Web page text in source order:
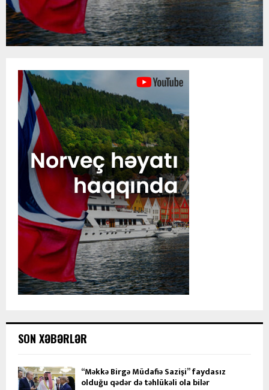
SON XƏBƏRLƏR
“Məkkə Birgə Müdafiə Sazişi” faydasız
olduğu qədər də təhlükəli ola bilər